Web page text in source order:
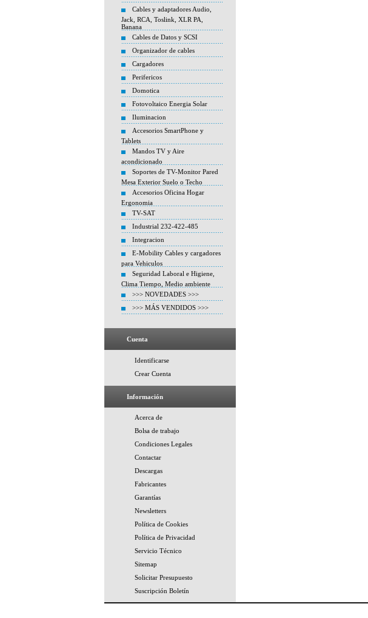
Cables y adaptadores Audio,
Jack, RCA, Toslink, XLR PA,
Banana
Cables de Datos y SCSI
Organizador de cables
Cargadores
Perifericos
Domotica
Fotovoltaico Energia Solar
Iluminacion
Accesorios SmartPhone y
Tablets
Mandos TV y Aire
acondicionado
Soportes de TV-Monitor Pared
Mesa Exterior Suelo o Techo
Accesorios Oficina Hogar
Ergonomia
TV-SAT
Industrial 232-422-485
Integracion
E-Mobility Cables y cargadores
para Vehiculos
Seguridad Laboral e Higiene,
Clima Tiempo, Medio ambiente
>>> NOVEDADES >>>
>>> MÁS VENDIDOS >>>
Cuenta
Identificarse
Crear Cuenta
Información
Acerca de
Bolsa de trabajo
Condiciones Legales
Contactar
Descargas
Fabricantes
Garantías
Newsletters
Política de Cookies
Política de Privacidad
Servicio Técnico
Sitemap
Solicitar Presupuesto
Suscripción Boletín